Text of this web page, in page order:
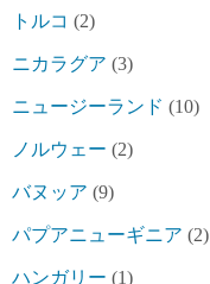
トルコ (2)
ニカラグア (3)
ニュージーランド (10)
ノルウェー (2)
バヌッア (9)
パプアニューギニア (2)
ハンガリー (1)